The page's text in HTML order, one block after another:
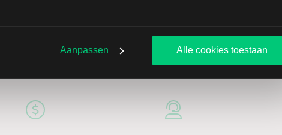
Aanpassen Alle cookies toestaan
via LYNX te beleggen